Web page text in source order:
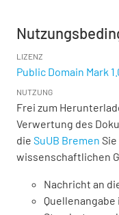
LIZENZ
Public Domain Mark
NUTZUNG
Frei zum
Verwertung des
die SuUB Bremen
wissenschaftlichen
Nachricht an